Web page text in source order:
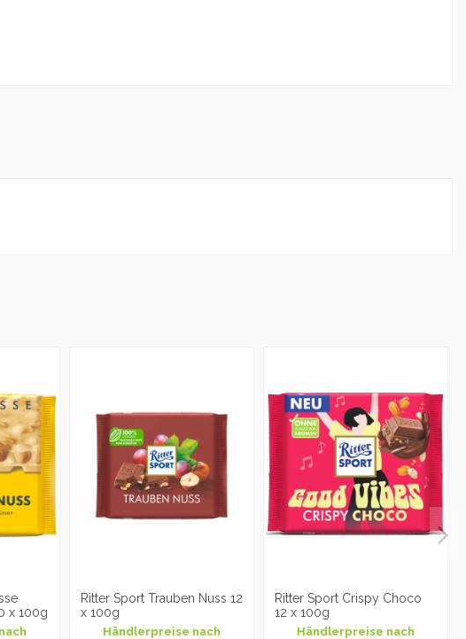
x 100g
Ritter Sport Trauben Nuss 12
x 100g
Händlerpreise nach
Ritter Sport Crispy Choco
12 x 100g
Händlerpreise nach